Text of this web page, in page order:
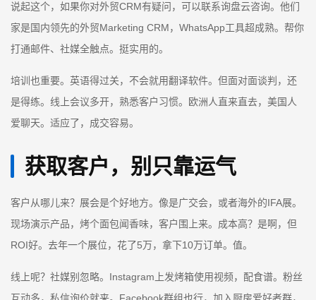
说起这个，如果你对外贸CRM有疑问，可以联系询盘云咨询。他们
家是国内领先的外贸Marketing CRM，WhatsApp工具超成熟。帮你
打通邮件、社媒全触点。挺实用的。
培训也重要。英语得过关，不会就用翻译软件。但面对面谈判，还
是得练。线上会议多开，熟悉客户习惯。欧洲人直来直去，美国人
爱聊天。适应了，成交容易。
获取客户，别只靠运气
客户从哪儿来？展会是个好地方。像是广交会，或者海外的IFA展。
现场演示产品，烤个面包闻香味，客户围上来。成本高？是啊，但
ROI好。去年一个展位，花了5万，拿下10万订单。值。
线上呢？社媒别忽略。Instagram上发烤箱使用视频，配食谱。粉丝